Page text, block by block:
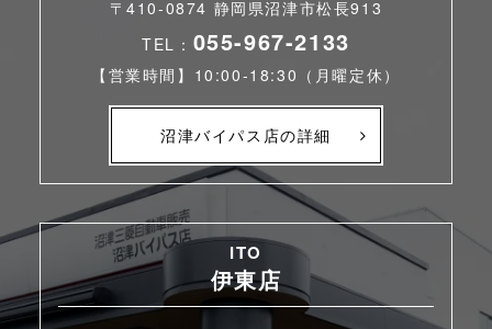
〒410-0874 静岡県沼津市松長913
TEL： 055-967-2133
【営業時間】10:00-18:30（月曜定休）
沼津バイパス店の詳細
ITO
伊東店